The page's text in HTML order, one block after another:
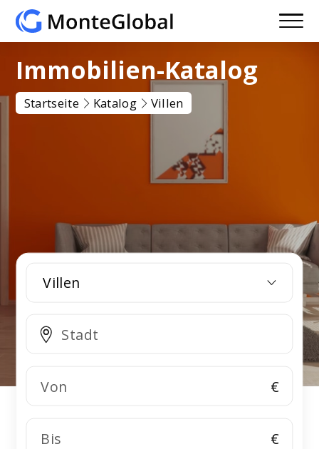
Immobilien-Katalog
Startseite Katalog Villen
Villen
€
€